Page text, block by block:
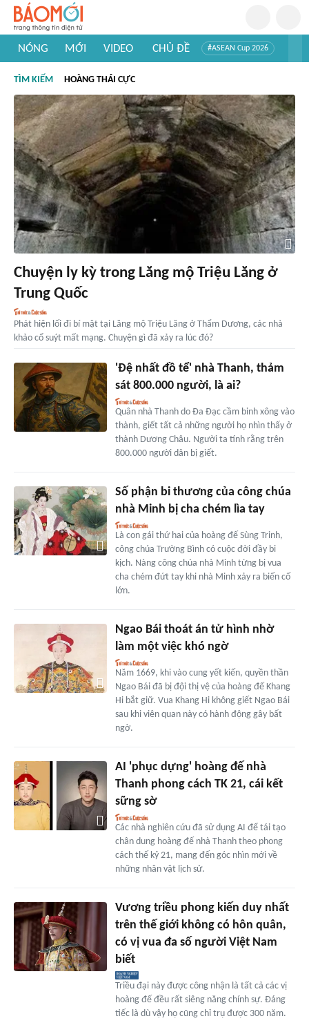
NÓNG MỚI VIDEO CHỦ ĐỀ #ASEAN Cup 2026
#Khám phá thế giới
TÌM KIẾM HOÀNG THÁI CỰC
Chuyện ly kỳ trong Lăng mộ Triệu Lăng ở
Trung Quốc
Phát hiện lối đi bí mật tại Lăng mộ Triệu Lăng ở Thẩm Dương, các nhà
khảo cổ suýt mất mạng. Chuyện gì đã xảy ra lúc đó?
'Đệ nhất đồ tể' nhà Thanh, thảm
sát 800.000 người, là ai?
Quân nhà Thanh do Đa Đạc cầm binh xông vào
thành, giết tất cả những người họ nhìn thấy ở
thành Dương Châu. Người ta tính rằng trên
800.000 người dân bị giết.
Số phận bi thương của công chúa
nhà Minh bị cha chém lìa tay
Là con gái thứ hai của hoàng đế Sùng Trinh,
công chúa Trường Bình có cuộc đời đầy bi
kịch. Nàng công chúa nhà Minh từng bị vua
cha chém đứt tay khi nhà Minh xảy ra biến cố
lớn.
Ngao Bái thoát án tử hình nhờ
làm một việc khó ngờ
Năm 1669, khi vào cung yết kiến, quyền thần
Ngao Bái đã bị đội thị vệ của hoàng đế Khang
Hi bắt giữ. Vua Khang Hi không giết Ngao Bái
sau khi viên quan này có hành động gây bất
ngờ.
AI 'phục dựng' hoàng đế nhà
Thanh phong cách TK 21, cái kết
sững sờ
Các nhà nghiên cứu đã sử dụng AI để tái tạo
chân dung hoàng đế nhà Thanh theo phong
cách thế kỷ 21, mang đến góc nhìn mới về
những nhân vật lịch sử.
Vương triều phong kiến duy nhất
trên thế giới không có hôn quân,
có vị vua đa số người Việt Nam
biết
Triều đại này được công nhận là tất cả các vị
hoàng đế đều rất siêng năng chính sự. Đáng
tiếc là dù vậy họ cũng chỉ trụ được 300 năm.